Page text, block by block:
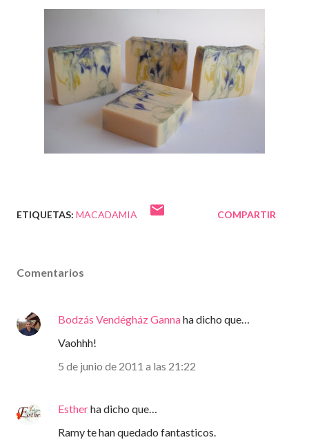
ETIQUETAS: MACADAMIA COMPARTIR
Comentarios
Bodzás Vendégház Gannaha dicho que…
Vaohhh!
5 de junio de 2011 a las 21:22
Estherha dicho que…
Ramy te han quedado fantasticos.